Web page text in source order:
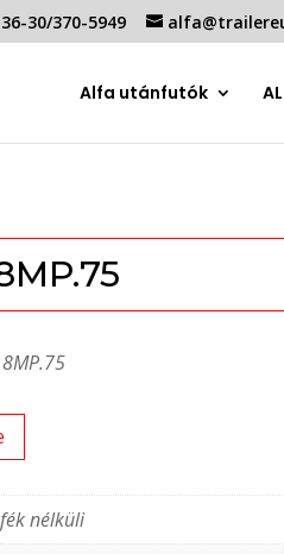
30/370-5949
Alfa utánfutók
fék nélküli